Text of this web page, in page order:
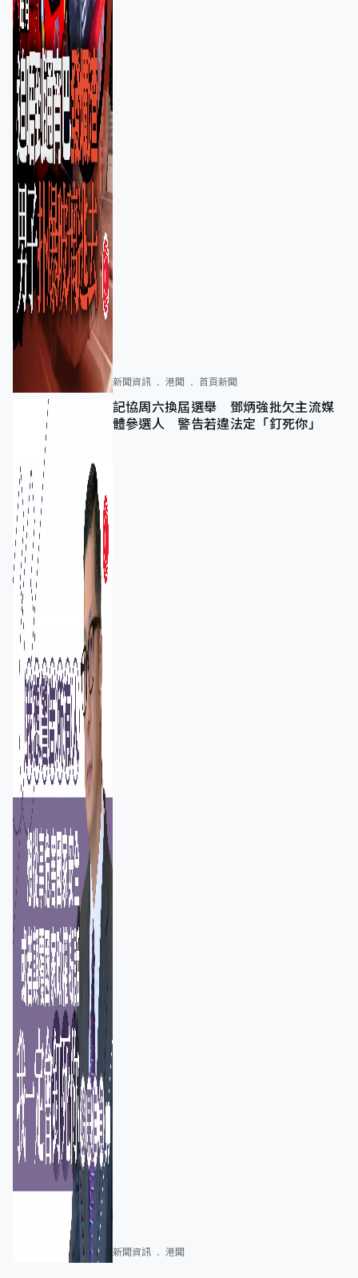
新聞資訊 港聞 首頁新聞
記協周六換屆選舉 鄧炳強批欠主流媒
體參選人 警告若違法定「釘死你」
新聞資訊 港聞